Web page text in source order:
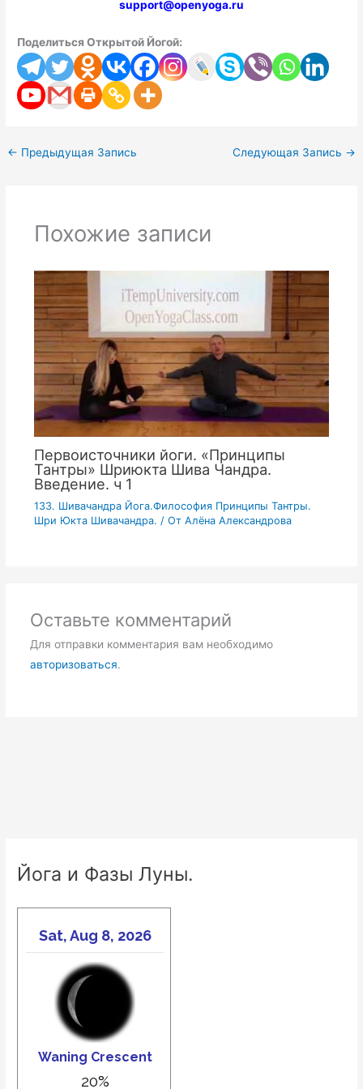
support@openyoga.ru
Поделиться Открытой Йогой:
← Предыдущая Запись Следующая Запись →
Похожие записи
Первоисточники йоги. «Принципы
Тантры» Шриюкта Шива Чандра.
Введение. ч 1
133. Шивачандра Йога.Философия Принципы Тантры.
Шри Юкта Шивачандра. / От Алёна Александрова
Оставьте комментарий
Для отправки комментария вам необходимо
авторизоваться.
Йога и Фазы Луны.